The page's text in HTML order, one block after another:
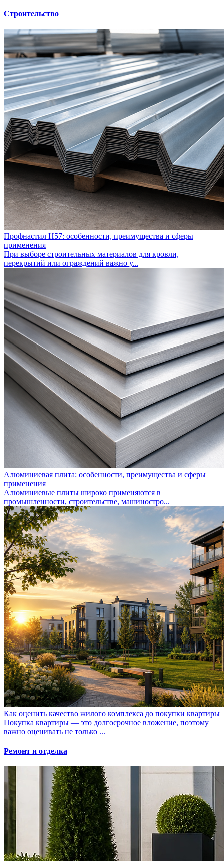
Строительство
Профнастил Н57: особенности, преимущества и сферы
применения
При выборе строительных материалов для кровли,
перекрытий или ограждений важно у...
Алюминиевая плита: особенности, преимущества и сферы
применения
Алюминиевые плиты широко применяются в
промышленности, строительстве, машиностро...
Как оценить качество жилого комплекса до покупки квартиры
Покупка квартиры — это долгосрочное вложение, поэтому
важно оценивать не только ...
Ремонт и отделка